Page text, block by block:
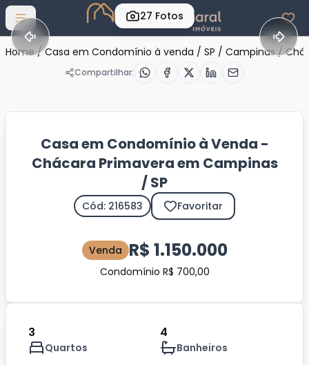
Abrir menu
27 Fotos
Home / Casa em Condomínio à venda / SP / Campinas /
Compartilhar:
Casa em Condomínio à Venda -
Chácara Primavera em Campinas
/ SP
Cód: 216583 Favoritar
Venda R$ 1.150.000
Condomínio R$ 700,00
3
Quartos
4
Banheiros